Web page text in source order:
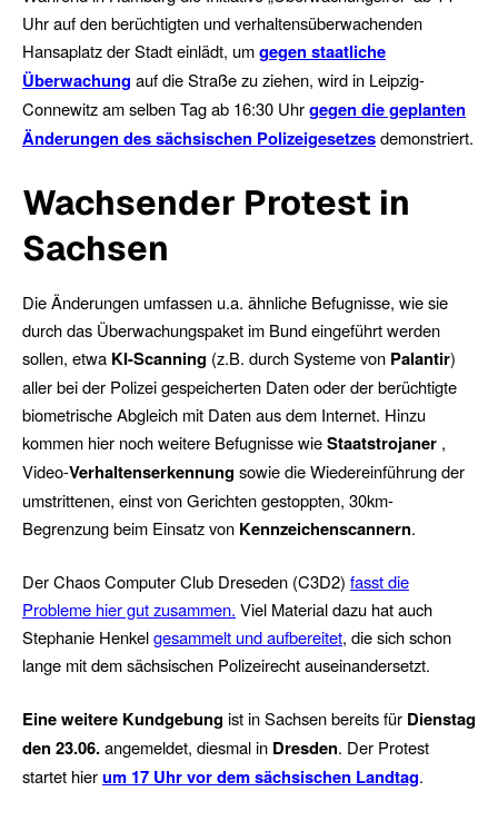
Uhr auf den berüchtigten und verhaltensüberwachenden
Hansaplatz der Stadt einlädt, umgegen staatliche
Überwachung auf die Straße zu ziehen, wird in Leipzig-
Connewitz am selben Tag ab 16:30 Uhrgegen die geplanten
Änderungen des sächsischen Polizeigesetzesdemonstriert.
Wachsender Protest in
Sachsen
Die Änderungen umfassen u.a. ähnliche Befugnisse, wie sie
durch das Überwachungspaket im Bund eingeführt werden
sollen, etwa KI-Scanning (z.B. durch Systeme von Palantir)
aller bei der Polizei gespeicherten Daten oder der berüchtigte
biometrische Abgleich mit Daten aus dem Internet. Hinzu
kommen hier noch weitere Befugnisse wieStaatstrojaner ,
Video-Verhaltenserkennung sowie die Wiedereinführung der
umstrittenen, einst von Gerichten gestoppten, 30km-
Begrenzung beim Einsatz von Kennzeichenscannern.
Der Chaos Computer Club Dreseden (C3D2) fasst die
Probleme hier gut zusammen. Viel Material dazu hat auch
Stephanie Henkelgesammelt und aufbereitet, die sich schon
lange mit dem sächsischen Polizeirecht auseinandersetzt.
Eine weitere Kundgebung ist in Sachsen bereits für Dienstag
den 23.06.angemeldet, diesmal in Dresden. Der Protest
startet hierum 17 Uhr vor dem sächsischen Landtag.